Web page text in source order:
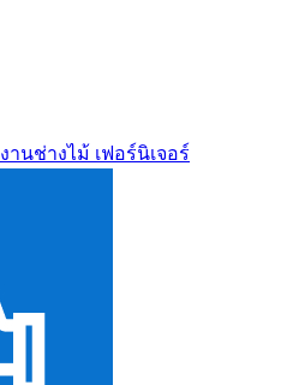
งานช่างไม้ เฟอร์นิเจอร์